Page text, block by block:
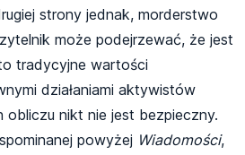
strony jednak, morderstwo
może podejrzewać, że jest
tradycyjne wartości
działaniami aktywistów
nikt nie jest bezpieczny.
powyżej Wiadomości,